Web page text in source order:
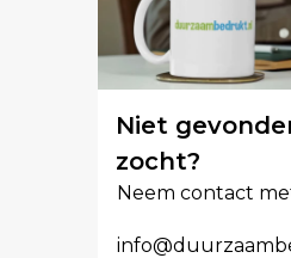
Niet
zocht?
Neem contact